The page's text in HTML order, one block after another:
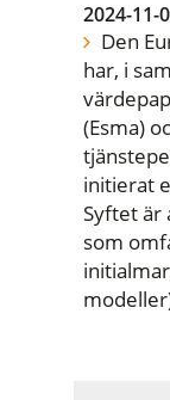
2024-11-
Den
har, i
(Esma)
initierat
Syftet är
som